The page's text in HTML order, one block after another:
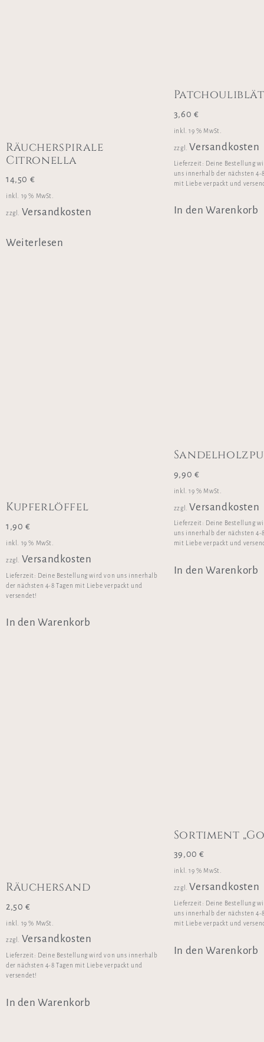
Räucherspirale
Citronella
14,50 €
inkl. 19 % MwSt.
zzgl. Versandkosten
Weiterlesen
3,60 €
inkl. 19 % MwSt.
zzgl. Versandkosten
Lieferzeit: Deine Bestellung
uns innerhalb der nächsten 4-
mit Liebe verpackt und
In den Warenkorb
Kupferlöffel
1,90 €
inkl. 19 % MwSt.
zzgl. Versandkosten
Lieferzeit: Deine Bestellung wird von uns innerhalb
der nächsten 4-8 Tagen mit Liebe verpackt und
versendet!
In den Warenkorb
9,90 €
inkl. 19 % MwSt.
zzgl. Versandkosten
Lieferzeit: Deine Bestellung
uns innerhalb der nächsten 4-
mit Liebe verpackt und
In den Warenkorb
Räuchersand
2,50 €
inkl. 19 % MwSt.
zzgl. Versandkosten
Lieferzeit: Deine Bestellung wird von uns innerhalb
der nächsten 4-8 Tagen mit Liebe verpackt und
versendet!
In den Warenkorb
Sortiment
39,00€
inkl. 19 % MwSt.
zzgl. Versandkosten
Lieferzeit: Deine Bestellung
uns innerhalb der nächsten 4-
mit Liebe verpackt und
In den Warenkorb